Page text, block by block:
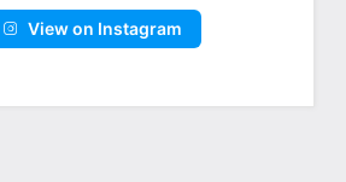
View on Instagram